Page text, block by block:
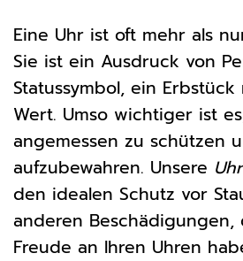
Eine Uhr ist oft mehr als
Sie ist ein Ausdruck von
Statussymbol, ein
Wert. Umso wichtiger ist
angemessen zu schützen
aufzubewahren. Unsere
den idealen Schutz vor
anderen Beschädigungen,
Freude an Ihren Uhren